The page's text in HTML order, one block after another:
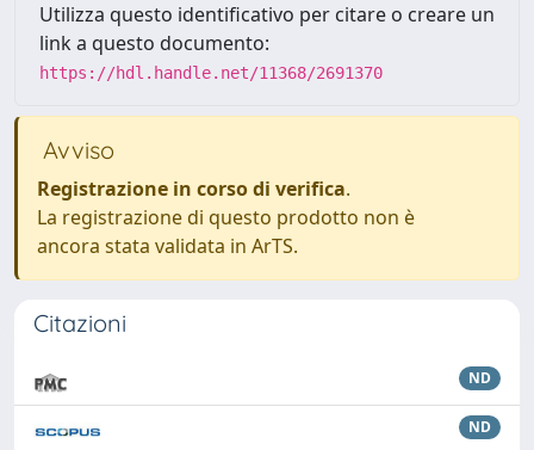
Utilizza questo identificativo per citare o creare un
link a questo documento:
https://hdl.handle.net/11368/2691370
Avviso
Registrazione in corso di verifica.
La registrazione di questo prodotto non è
ancora stata validata in ArTS.
Citazioni
ND
ND